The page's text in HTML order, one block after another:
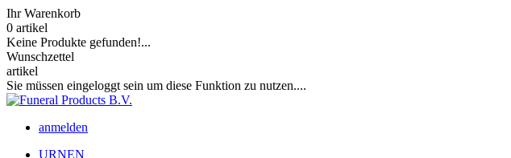
Ihr Warenkorb
0 artikel
Keine Produkte gefunden!...
Wunschzettel
artikel
Sie müssen eingeloggt sein um diese Funktion zu nutzen....
anmelden
URNEN